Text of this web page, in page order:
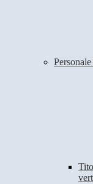
Personale